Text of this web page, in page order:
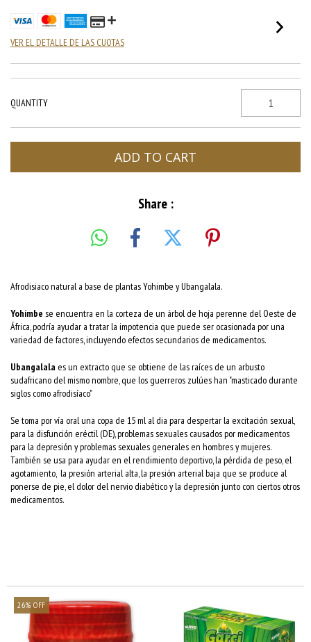
VER EL DETALLE DE LAS CUOTAS
QUANTITY
Share :
Afrodisiaco natural a base de plantas Yohimbe y Ubangalala.
Yohimbe se encuentra en la corteza de un árbol de hoja perenne del Oeste de
África, podría ayudar a tratar la impotencia que puede ser ocasionada por una
variedad de factores, incluyendo efectos secundarios de medicamentos.
Ubangalala es un extracto que se obtiene de las raíces de un arbusto
sudafricano del mismo nombre, que los guerreros zulúes han "masticado durante
siglos como afrodisíaco"
Se toma por vía oral una copa de 15 ml al dia para despertar la excitación sexual,
para la disfunción eréctil (DE), problemas sexuales causados ​​por medicamentos
para la depresión y problemas sexuales generales en hombres y mujeres.
También se usa para ayudar en el rendimiento deportivo, la pérdida de peso, el
agotamiento, la presión arterial alta, la presión arterial baja que se produce al
ponerse de pie, el dolor del nervio diabético y la depresión junto con ciertos otros
medicamentos.
26% OFF